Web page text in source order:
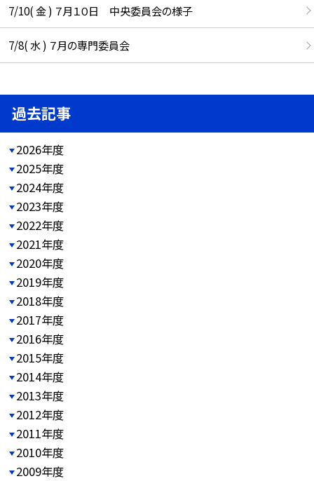
7/10( 金 ) ７月１０日 中央委員会の様子
7/8( 水 ) ７月の専門委員会
過去記事
2026年度
2025年度
2024年度
2023年度
2022年度
2021年度
2020年度
2019年度
2018年度
2017年度
2016年度
2015年度
2014年度
2013年度
2012年度
2011年度
2010年度
2009年度